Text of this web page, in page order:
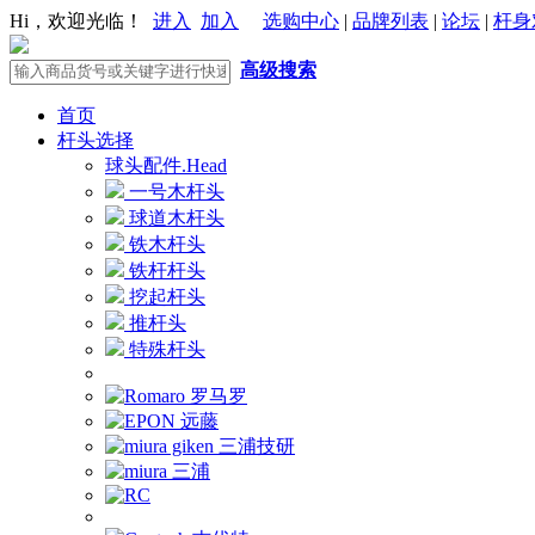
Hi，欢迎光临！ 进入 加入 选购中心 | 品牌列表 | 论坛 | 杆
高级搜索
首页
杆头选择
球头配件.Head
一号木杆头
球道木杆头
铁木杆头
铁杆杆头
挖起杆头
推杆头
特殊杆头